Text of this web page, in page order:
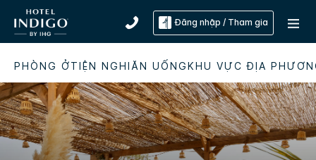
Đăng nhập / Tham gia
PHÒNG ỞTIỆN NGHI ĂN UỐNGKHU VỰC ĐỊA